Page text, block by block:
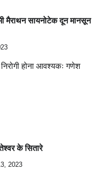
मैराथन सायनोटेक दून मानसून
होना आवश्यकः गणेश
के सितारे
2023